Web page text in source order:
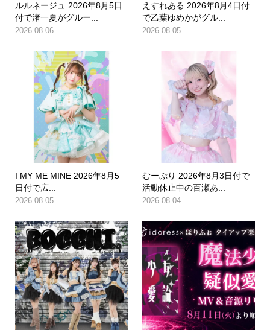
ルルネージュ 2026年8月5日
付で渚一夏がグルー...
2026.08.06
えすれある 2026年8月4日付
で乙葉ゆめかがグル...
2026.08.05
I MY ME MINE 2026年8月5
日付で広...
2026.08.05
むーぷり 2026年8月3日付で
活動休止中の百瀬あ...
2026.08.04